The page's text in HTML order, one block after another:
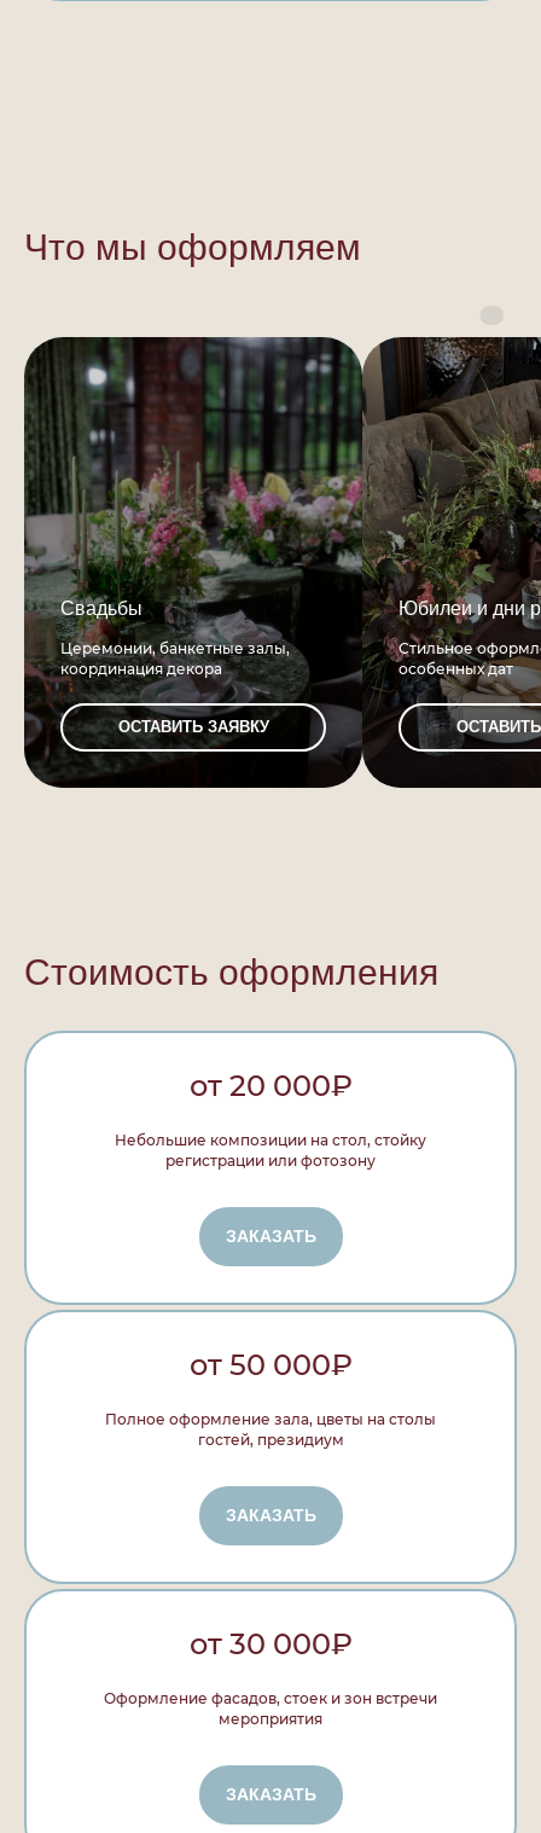
Что мы оформляем
Свадьбы
Церемонии, банкетные залы,
координация декора
ОСТАВИТЬ ЗАЯВКУ
Юбилеи и дни
Стильное
особенных дат
Стоимость оформления
от 20 000₽
Небольшие композиции на стол, стойку
регистрации или фотозону
ЗАКАЗАТЬ
от 50 000₽
Полное оформление зала, цветы на столы
гостей, президиум
ЗАКАЗАТЬ
от 30 000₽
Оформление фасадов, стоек и зон встречи
мероприятия
ЗАКАЗАТЬ